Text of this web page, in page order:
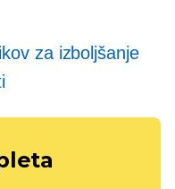
za izboljšanje